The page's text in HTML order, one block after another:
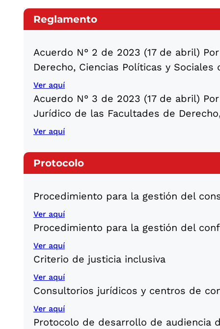
Reglamento
Acuerdo N° 2 de 2023 (17 de abril)
Derecho, Ciencias Políticas y
Ver aquí
Acuerdo N° 3 de 2023 (17 de abril)
Jurídico de las Facultades de
Ver aquí
Protocolo
Procedimiento para la gestión del
Ver aquí
Procedimiento para la gestión del
Ver aquí
Criterio de justicia inclusiva
Ver aquí
Consultorios jurídicos y centros de
Ver aquí
Protocolo de desarrollo de audiencia